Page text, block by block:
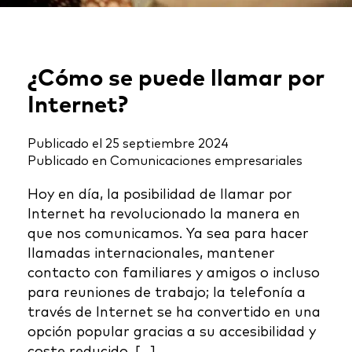
¿Cómo se puede llamar por
Internet?
Publicado el 25 septiembre 2024
Publicado en Comunicaciones empresariales
Hoy en día, la posibilidad de llamar por
Internet ha revolucionado la manera en
que nos comunicamos. Ya sea para hacer
llamadas internacionales, mantener
contacto con familiares y amigos o incluso
para reuniones de trabajo; la telefonía a
través de Internet se ha convertido en una
opción popular gracias a su accesibilidad y